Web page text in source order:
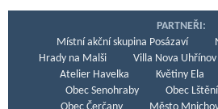
PARTNEŘI:
Místní akční skupina Posázaví
Hrady na Malši
Villa Nova Uhřínov
Atelier Havelka
Květiny Ela
Obec Senohraby
Obec Lštění